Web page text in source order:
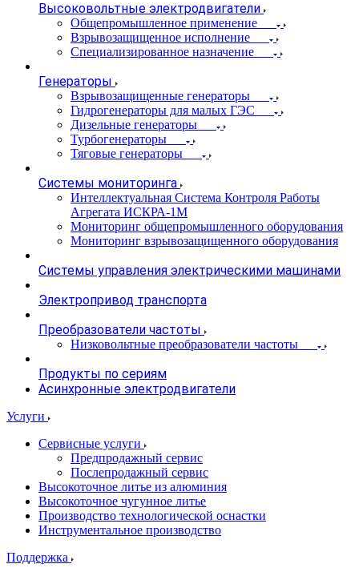
Высоковольтные электродвигатели
Общепромышленное применение
Взрывозащищенное исполнение
Специализированное назначение
Генераторы
Взрывозащищенные генераторы
Гидрогенераторы для малых ГЭС
Дизельные генераторы
Турбогенераторы
Тяговые генераторы
Системы мониторинга
Интеллектуальная Система Контроля Работы
Агрегата ИСКРА-1М
Мониторинг общепромышленного оборудования
Мониторинг взрывозащищенного оборудования
Системы управления электрическими машинами
Электропривод транспорта
Преобразователи частоты
Низковольтные преобразователи частоты
Продукты по сериям
Асинхронные электродвигатели
Услуги
Сервисные услуги
Предпродажный сервис
Послепродажный сервис
Высокоточное литье из алюминия
Высокоточное чугунное литье
Производство технологической оснастки
Инструментальное производство
Поддержка